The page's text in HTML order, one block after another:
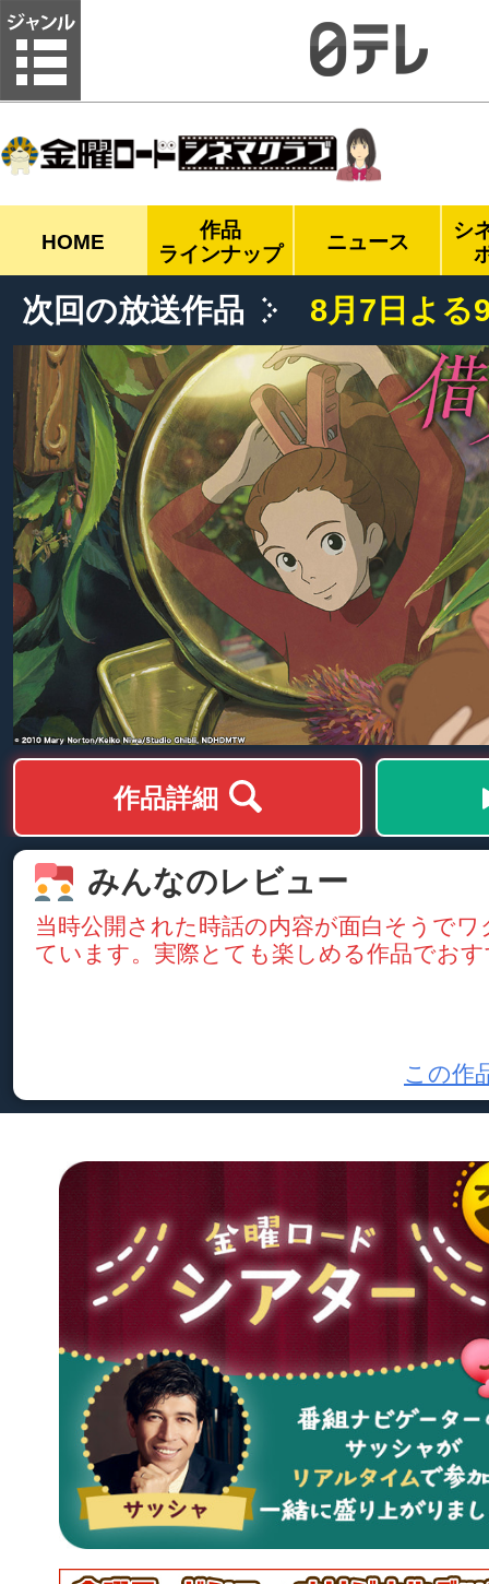
HOME
作品
ラインナップ
ニュース
シ
次回の放送作品 8月7日よる
作品詳細
みんなのレビュー